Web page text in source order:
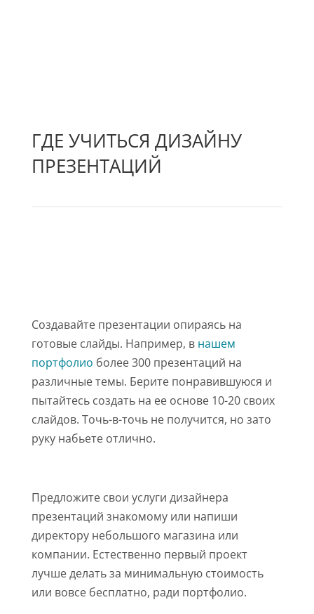
ГДЕ УЧИТЬСЯ ДИЗАЙНУ
ПРЕЗЕНТАЦИЙ
Создавайте презентации опираясь на
готовые слайды. Например, в нашем
портфолио более 300 презентаций на
различные темы. Берите понравившуюся и
пытайтесь создать на ее основе 10-20 своих
слайдов. Точь-в-точь не получится, но зато
руку набьете отлично.
Предложите свои услуги дизайнера
презентаций знакомому или напиши
директору небольшого магазина или
компании. Естественно первый проект
лучше делать за минимальную стоимость
или вовсе бесплатно, ради портфолио.